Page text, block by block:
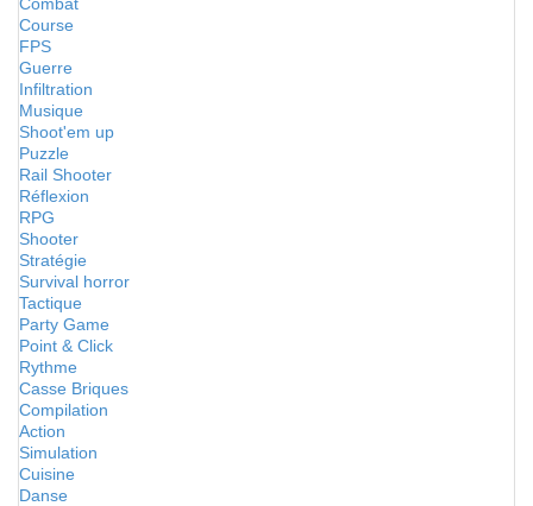
Course
FPS
Guerre
Infiltration
Musique
Shoot'em up
Puzzle
Rail Shooter
Réflexion
RPG
Shooter
Stratégie
Survival horror
Tactique
Party Game
Point & Click
Rythme
Casse Briques
Compilation
Action
Simulation
Cuisine
Danse